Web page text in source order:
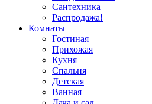
Сантехника
Распродажа!
Комнаты
Гостиная
Прихожая
Кухня
Спальня
Детская
Ванная